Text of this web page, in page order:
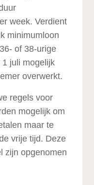
week. Verdient
minimumloon
of 38-urige
juli mogelijk
overwerkt.
regels voor
mogelijk om
maar te
vrije tijd. Deze
zijn opgenomen